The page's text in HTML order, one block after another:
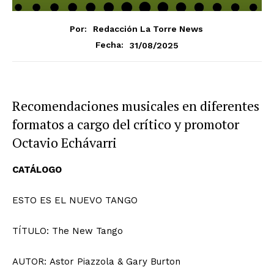
Por:
Redacción La Torre News
Fecha:
31/08/2025
Recomendaciones musicales en diferentes
formatos a cargo del crítico y promotor
Octavio Echávarri
CATÁLOGO
ESTO ES EL NUEVO TANGO
TÍTULO: The New Tango
AUTOR: Astor Piazzola & Gary Burton